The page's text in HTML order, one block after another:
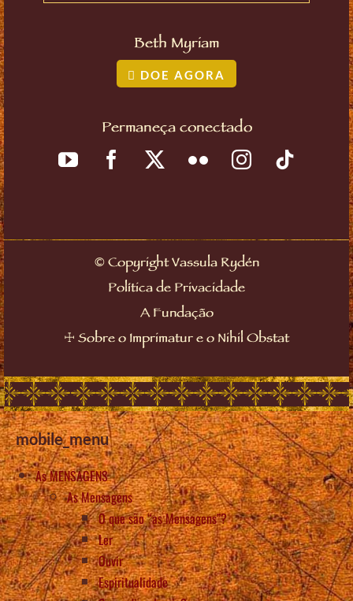
Beth Myriam
DOE AGORA
Permaneça conectado
©Copyright Vassula Rydén
Política de Privacidade
A Fundação
☩ Sobre o Imprimatur e o Nihil Obstat
mobile_menu
As MENSAGENS
As Mensagens
O que são “as Mensagens”?
Ler
Ouvir
Espiritualidade